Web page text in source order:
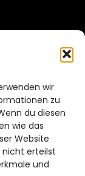
wir
zu
du diesen
wie das
Website
nicht erteilst
und